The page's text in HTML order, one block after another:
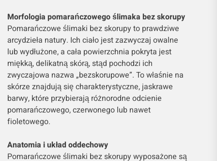
Morfologia pomarańczowego ślimaka bez skorupy
Pomarańczowe ślimaki bez skorupy to prawdziwe
arcydzieła natury. Ich ciało jest zazwyczaj owalne
lub wydłużone, a cała powierzchnia pokryta jest
miękką, delikatną skórą, stąd pochodzi ich
zwyczajowa nazwa „bezskorupowe”. To właśnie na
skórze znajdują się charakterystyczne, jaskrawe
barwy, które przybierają różnorodne odcienie
pomarańczowego, czerwonego lub nawet
fioletowego.
Anatomia i układ oddechowy
Pomarańczowe ślimaki bez skorupy wyposażone są